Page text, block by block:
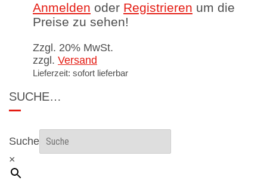
Anmelden oder Registrieren um die
Preise zu sehen!
Zzgl. 20% MwSt.
zzgl. Versand
Lieferzeit: sofort lieferbar
SUCHE…
Suche
×